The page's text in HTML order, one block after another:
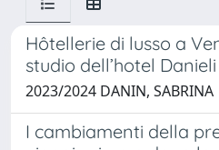
Hôtellerie di lusso a
studio dell’hotel Danieli
2023/2024 DANIN, SABRINA
I cambiamenti della